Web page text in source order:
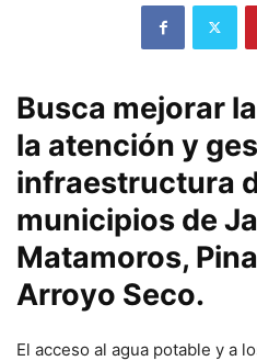
Busca mejorar
la atención y
infraestructura
municipios de
Matamoros,
Arroyo Seco.
El acceso al agua potable y a